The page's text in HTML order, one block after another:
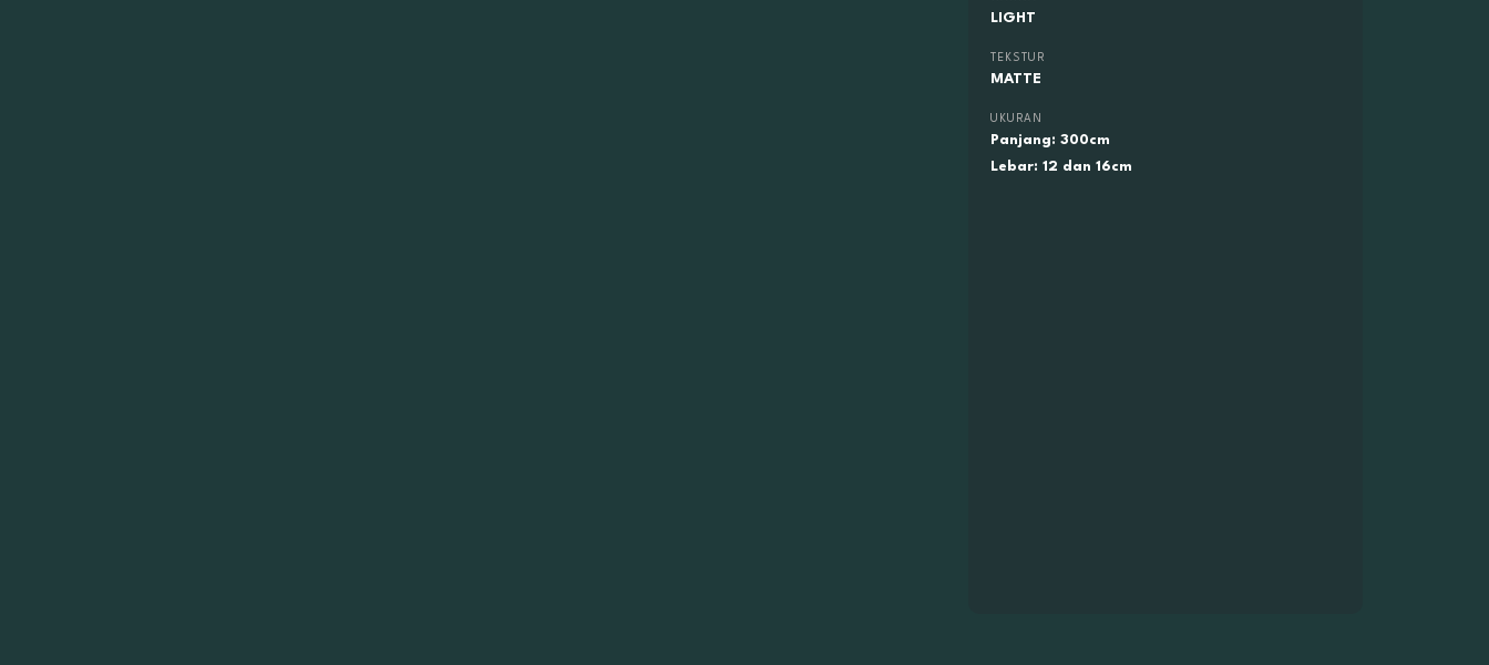
LIGHT
TEKSTUR
MATTE
UKURAN
Panjang: 300cm
Lebar: 12 dan 16cm